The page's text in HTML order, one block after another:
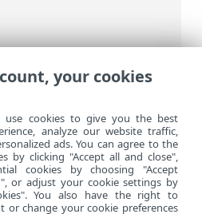
ESET>ESET
Ρυθμίσεις για
your cookies
use cookies to give you the best
analyze our website traffic,
ads. You can agree to the
by clicking "Accept all and close",
cookies by choosing "Accept
or adjust your cookie settings by
You also have the right to
or change your cookie preferences